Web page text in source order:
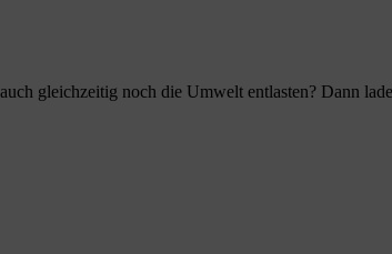
gleichzeitig noch die Umwelt entlasten? Dann